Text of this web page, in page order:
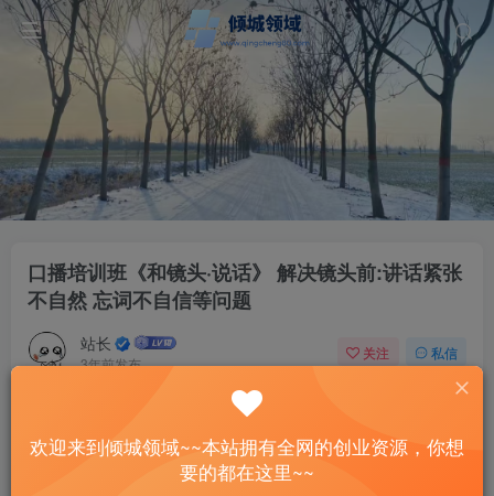
口播培训班《和镜头·说话》 解决镜头前:讲话紧张
不自然 忘词不自信等问题
站长
3年前发布
关注 私信
口播培训班《和镜头·说话》 解决镜头前:讲话紧张不自然 忘词不自信等问题
此内容为付费资源，请付费后查看
欢迎来到倾城领域~~本站拥有全网的创业资源，你想
要的都在这里~~